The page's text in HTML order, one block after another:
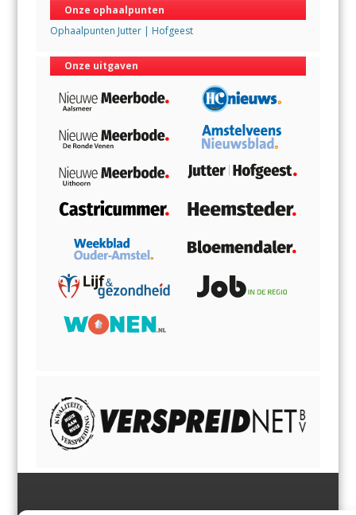
Onze ophaalpunten
Ophaalpunten Jutter | Hofgeest
Onze uitgaven